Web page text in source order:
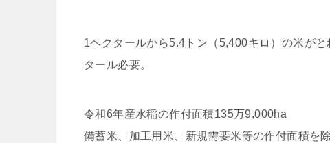
1ヘクタールから5.4トン（5,400キロ）の米が
タール必要。
令和6年産水稲の作付面積135万9,000ha
備蓄米、加工用米、新規需要米等の作付面積を